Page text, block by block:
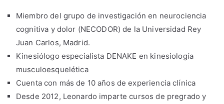
Miembro del grupo de investigación en neurociencia
cognitiva y dolor (NECODOR) de la Universidad Rey
Juan Carlos, Madrid.
Kinesiólogo especialista DENAKE en kinesiología
musculoesquelética
Cuenta con más de 10 años de experiencia clínica
Desde 2012, Leonardo imparte cursos de pregrado y